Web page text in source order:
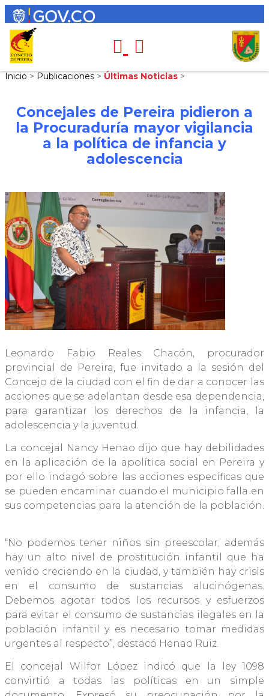
Inicio > Publicaciones > Últimas Noticias >
Concejales de Pereira pidieron a
la Procuraduría mayor vigilancia
a la política de infancia y
adolescencia
Leonardo Fabio Reales Chacón, procurador
provincial de Pereira, fue invitado a la sesión del
Concejo de la ciudad con el fin de dar a conocer las
acciones que se adelantan desde esa dependencia,
para garantizar los derechos de la infancia, la
adolescencia y la juventud.
La concejal Nancy Henao dijo que hay debilidades
en la aplicación de la apolítica social en Pereira y
por ello indagó sobre las acciones específicas que
se pueden encaminar cuando el municipio falla en
sus competencias para la atención de la población.
“No podemos tener niños sin preescolar; además
hay un alto nivel de prostitución infantil que ha
venido creciendo en la ciudad, y también hay crisis
en el consumo de sustancias alucinógenas.
Debemos agotar todos los recursos y esfuerzos
para evitar el consumo de sustancias ilegales en la
población infantil y es necesario tomar medidas
urgentes al respecto”, destacó Henao Ruiz.
El concejal Wilfor López indicó que la ley 1098
convirtió a todas las políticas en un simple